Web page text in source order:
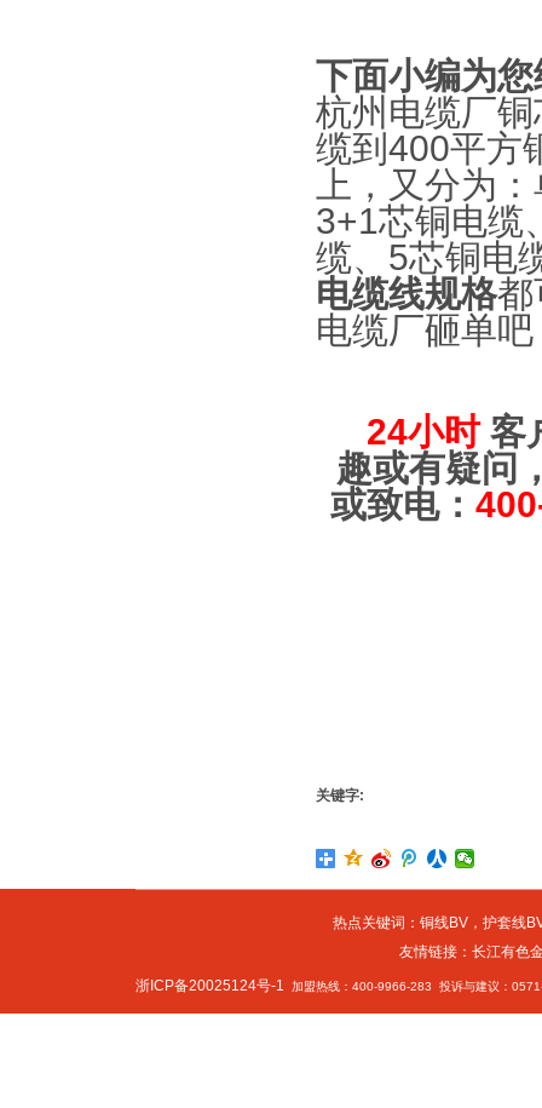
下面小编为
杭州电缆厂铜
缆到400平方
上，又分为
3+1芯铜电缆
缆、5芯铜电
电缆线规格都
电缆厂砸单吧
24小时客
趣或有疑问
或致电：
关键字:
热点关键词： 铜线BV， 护套线
友情链接： 长江有色
浙ICP备20025124号-1 加盟热线：400-9966-283 投诉与建议：